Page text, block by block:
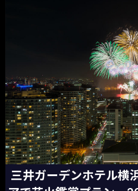
三井ガーデンホテル横